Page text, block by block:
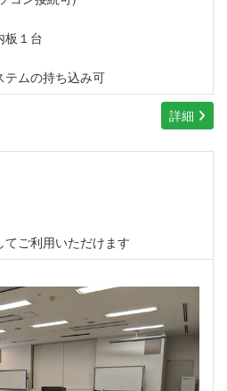
１台
テムの持ち込み可
詳細
ご利用いただけます